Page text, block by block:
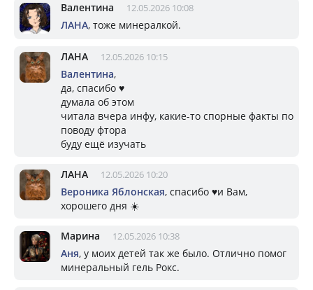
Валентина 12.05.2026 10:08
ЛАНА, тоже минералкой.
ЛАНА 12.05.2026 10:15
Валентина,
да, спасибо ♥️
думала об этом
читала вчера инфу, какие-то спорные факты по
поводу фтора
буду ещё изучать
ЛАНА 12.05.2026 10:20
Вероника Яблонская, спасибо ♥️и Вам,
хорошего дня ☀️
Марина 12.05.2026 10:38
Аня, у моих детей так же было. Отлично помог
минеральный гель Рокс.